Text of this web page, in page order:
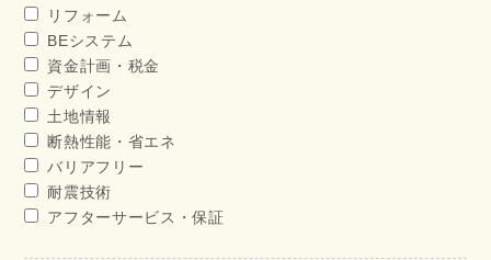
リフォーム
BEシステム
資金計画・税金
デザイン
土地情報
断熱性能・省エネ
バリアフリー
耐震技術
アフターサービス・保証